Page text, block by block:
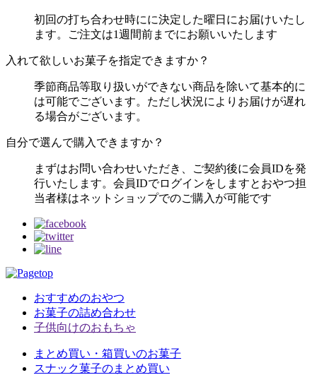
初回の打ち合わせ時にに決定した曜日にお届けいたし
ます。ご注文は1週間前までにお願いいたします
入れて欲しいお菓子を指定できますか？
季節商品等取り扱いができない商品を除いて基本的に
は可能でございます。ただし状況によりお届けが遅れ
る場合がございます。
自分で選んで購入できますか？
まずはお問い合わせいただき、ご契約後に会員IDを発
行いたします。会員IDでログインをしますとおやつ担
当者様はネットショップでのご購入が可能です
おすすめのおやつ
お菓子の詰め合わせ
子供向けのおもちゃ
まとめ買い・箱買いのお菓子
スナック菓子のまとめ買い